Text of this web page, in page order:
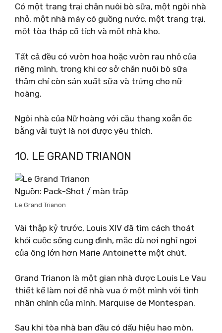
Có một trang trại chăn nuôi bò sữa, một ngôi nhà
nhỏ, một nhà máy có guồng nước, một trang trại,
một tòa tháp cổ tích và một nhà kho.
Tất cả đều có vườn hoa hoặc vườn rau nhỏ của
riêng mình, trong khi cơ sở chăn nuôi bò sữa
thậm chí còn sản xuất sữa và trứng cho nữ
hoàng.
Ngôi nhà của Nữ hoàng với cầu thang xoắn ốc
bằng vải tuýt là nơi được yêu thích.
10. LE GRAND TRIANON
Nguồn: Pack-Shot / màn trập
Le Grand Trianon
Vài thập kỷ trước, Louis XIV đã tìm cách thoát
khỏi cuộc sống cung đình, mặc dù nơi nghỉ ngơi
của ông lớn hơn Marie Antoinette một chút.
Grand Trianon là một gian nhà được Louis Le Vau
thiết kế làm nơi để nhà vua ở một mình với tình
nhân chính của mình, Marquise de Montespan.
Sau khi tòa nhà ban đầu có dấu hiệu hao mòn,